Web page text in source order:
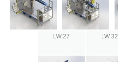
LW 27 LW 32